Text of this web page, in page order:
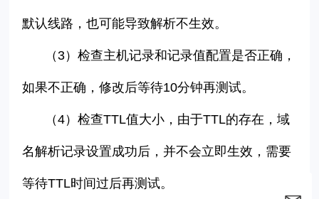
默认线路，也可能导致解析不生效。
（3）检查主机记录和记录值配置是否正确，
如果不正确，修改后等待10分钟再测试。
（4）检查TTL值大小，由于TTL的存在，域
名解析记录设置成功后，并不会立即生效，需要
等待TTL时间过后再测试。